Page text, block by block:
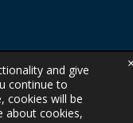
and give
continue to
cookies will be
about cookies,